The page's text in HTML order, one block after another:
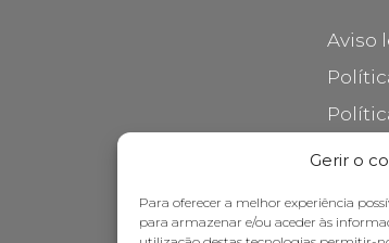
Gerir o
Para oferecer a melhor experiência
para armazenar e/ou aceder às
Aviso